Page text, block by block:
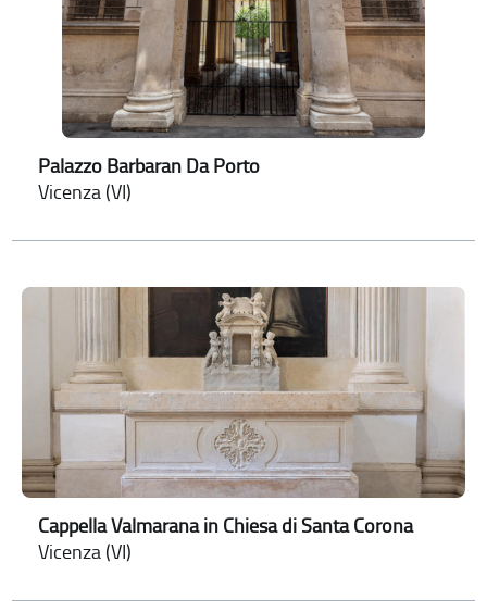
Palazzo Barbaran Da Porto
Vicenza (VI)
Cappella Valmarana in Chiesa di Santa Corona
Vicenza (VI)